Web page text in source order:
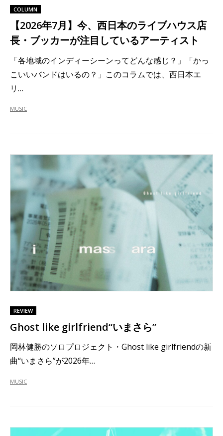
COLUMN
【2026年7月】今、西日本のライブハウス店
長・ブッカーが注目しているアーティスト
「各地域のインディーシーンってどんな感じ？」「かっ
こいいバンドはいるの？」このコラムでは、西日本エ
リ…
MUSIC
REVIEW
Ghost like girlfriend“いまさら”
岡林健勝のソロプロジェクト・Ghost like girlfriendの新
曲“いまさら”が2026年…
MUSIC